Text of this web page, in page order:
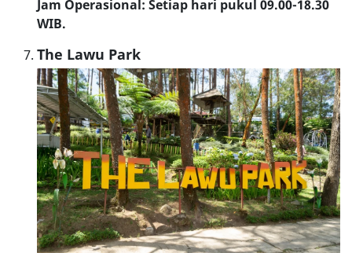
Jam Operasional: Setiap hari pukul 09.00-18.30
WIB.
The Lawu Park